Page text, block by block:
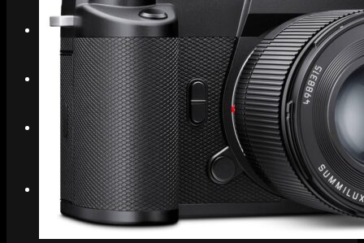
Contact
Search
MenuMenu
Link to Instagram